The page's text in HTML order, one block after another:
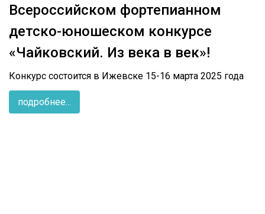
Всероссийском фортепианном
детско-юношеском конкурсе
«Чайковский. Из века в век»!
Конкурс состоится в Ижевске 15-16 марта 2025 года
подробнее...